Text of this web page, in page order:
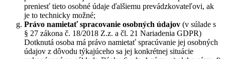
preniesť tieto osobné údaje ďalšiemu prevádzkovateľovi, ak
je to technicky možné;
Právo namietať spracovanie osobných údajov (v súlade s
§ 27 zákona č. 18/2018 Z.z. a čl. 21 Nariadenia GDPR)
Dotknutá osoba má právo namietať spracúvanie jej osobných
údajov z dôvodu týkajúceho sa jej konkrétnej situácie